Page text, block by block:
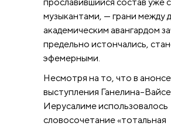
музыкантами, — грани между
академическим авангардом
предельно истончались,
эфемерными.
Несмотря на то, что в анонсе
выступления
Иерусалиме использовалось
словосочетание «тотальная